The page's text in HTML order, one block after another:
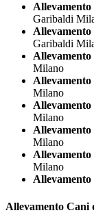
Allevamento
Garibaldi
Garibaldi
Milano
Milano
Milano
Milano
Milano
Allevamento Cani